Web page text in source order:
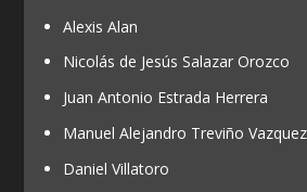
Alexis Alan
Nicolás de Jesús Salazar Orozco
Juan Antonio Estrada Herrera
Manuel Alejandro Treviño Vazquez
Daniel Villatoro